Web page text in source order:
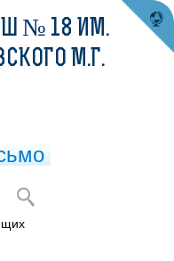
№ 18 ИМ.
М.Г.